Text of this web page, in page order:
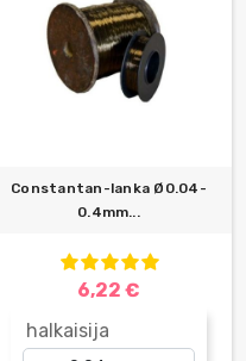
Constantan-lanka Ø0.04-
0.4mm...
6,22 €
halkaisija